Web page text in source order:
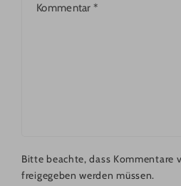
Kommentar*
Bitte beachte, dass Kommentare
freigegeben werden müssen.